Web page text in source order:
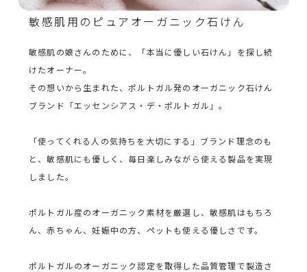
敏感肌用のピュアオーガニック石けん
敏感肌の娘さんのために、「本当に優しい石けん」を探し続
けたオーナー。
その想いから生まれた、ポルトガル発のオーガニック石けん
ブランド「エッセンシアス・デ・ポルトガル」。
「使ってくれる人の気持ちを大切にする」ブランド理念のも
と、敏感肌にも優しく、毎日楽しみながら使える製品を実現
しました。
ポルトガル産のオーガニック素材を厳選し、敏感肌はもちろ
ん、赤ちゃん、妊娠中の方、ペットも使える優しさです。
ポルトガルのオーガニック認定を取得した品質管理で製造さ